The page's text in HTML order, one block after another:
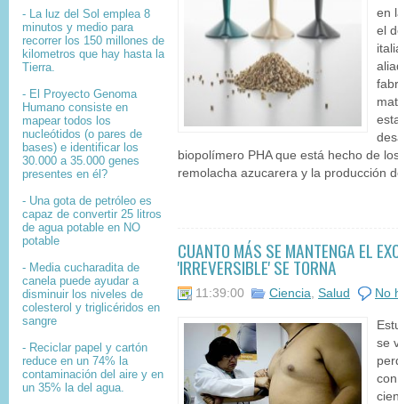
- La luz del Sol emplea 8
minutos y medio para
recorrer los 150 millones de
kilometros que hay hasta la
Tierra.
- El
Proyecto Genoma
Humano consiste en
mapear todos los
nucleótidos (o pares de
bases) e identificar los
30.000 a 35.000 genes
presentes en él?
- Una gota de petróleo es
capaz de convertir 25 litros
de agua potable en NO
potable
- Media cucharadita de
canela puede ayudar a
disminuir los niveles de
colesterol y triglicéridos en
sangre
- Reciclar papel y cartón
reduce en un 74% la
contaminación del aire y en
un 35% la del agua.
en
el
biopolímero PHA que está hecho de
remolacha azucarera y la producción
CUANTO MÁS SE MANTENGA EL
'IRREVERSIBLE' SE TORNA
11:39:00 Ciencia, Salud No
se